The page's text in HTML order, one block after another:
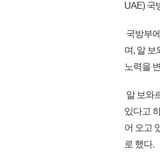
UAE) 국
국방부
며, 알 보
노력을
알 보와
있다고
어 오고
로 했다.